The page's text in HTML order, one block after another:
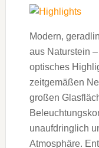
Modern,
aus Naturstein
optisches
zeitgemäßen
großen
unaufdringlich
Atmosphäre.